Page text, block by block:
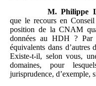
M. Philippe
que le recours en
position de la CNAM
données au HDH ? Par
équivalents dans d’autres
Existe-t-il, selon vous,
domaines, pour
jurisprudence, d’exemple,